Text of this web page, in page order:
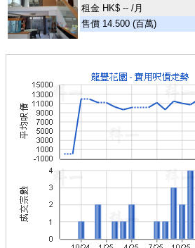
租金 HK$ -- /月
售價 14.500 (百萬)